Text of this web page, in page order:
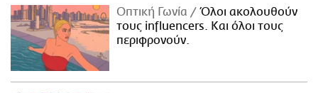
Οπτική Γωνία
Όλοι ακολουθούν
τους influencers. Και όλοι τους
περιφρονούν.